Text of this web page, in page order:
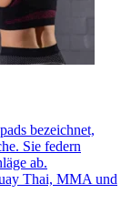
bezeichnet,
Sie federn
ab.
Thai, MMA und